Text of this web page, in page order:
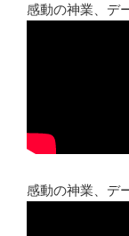
感動の神業、デ
感動の神業、デ